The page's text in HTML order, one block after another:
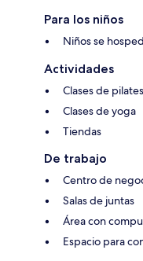
Para los niños
Niños se
Actividades
Clases de pilates
Clases de yoga
Tiendas
De trabajo
Centro de
Salas de juntas
Área con
Espacio para